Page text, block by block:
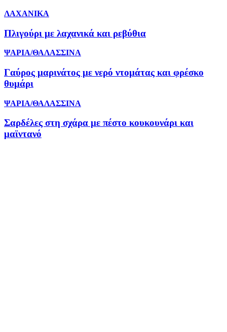
ΛΑΧΑΝΙΚΑ
Πλιγούρι με λαχανικά και ρεβύθια
ΨΑΡΙΑ/ΘΑΛΑΣΣΙΝΑ
Γαύρος μαρινάτος με νερό ντομάτας και φρέσκο
θυμάρι
ΨΑΡΙΑ/ΘΑΛΑΣΣΙΝΑ
Σαρδέλες στη σχάρα με πέστο κουκουνάρι και
μαϊντανό